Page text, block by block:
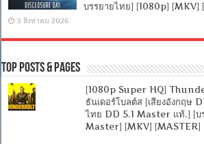
บรรยายไทย] [1080p] [MKV]
3 สิงหาคม 2026
Top Posts & Pages
[1080p Super HQ]
ธันเดอร์โบลต์ส [เสียงอังกฤษ
ไทย DD 5.1 Master แท้.] [บ
Master] [MKV] [MASTER]